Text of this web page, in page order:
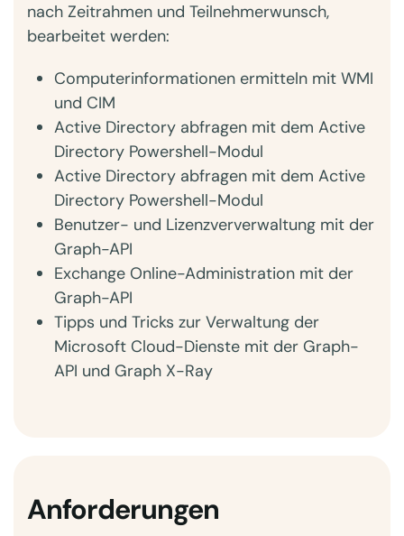
nach Zeitrahmen und Teilnehmerwunsch,
bearbeitet werden:
Computerinformationen ermitteln mit WMI
und CIM
Active Directory abfragen mit dem Active
Directory Powershell-Modul
Active Directory abfragen mit dem Active
Directory Powershell-Modul
Benutzer- und Lizenzververwaltung mit der
Graph-API
Exchange Online-Administration mit der
Graph-API
Tipps und Tricks zur Verwaltung der
Microsoft Cloud-Dienste mit der Graph-
API und Graph X-Ray
Anforderungen